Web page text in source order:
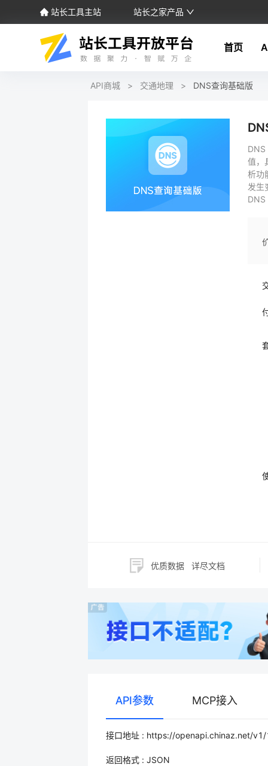
站长工具主站 站长之家产品
首页
API商城 > 交通地理 > DNS查询基础版
DNS
值，
析功
发生
DNS
优质数据 详尽文档
API参数 MCP接入
接口地址 : https://openapi.chinaz.net/
返回格式 : JSON